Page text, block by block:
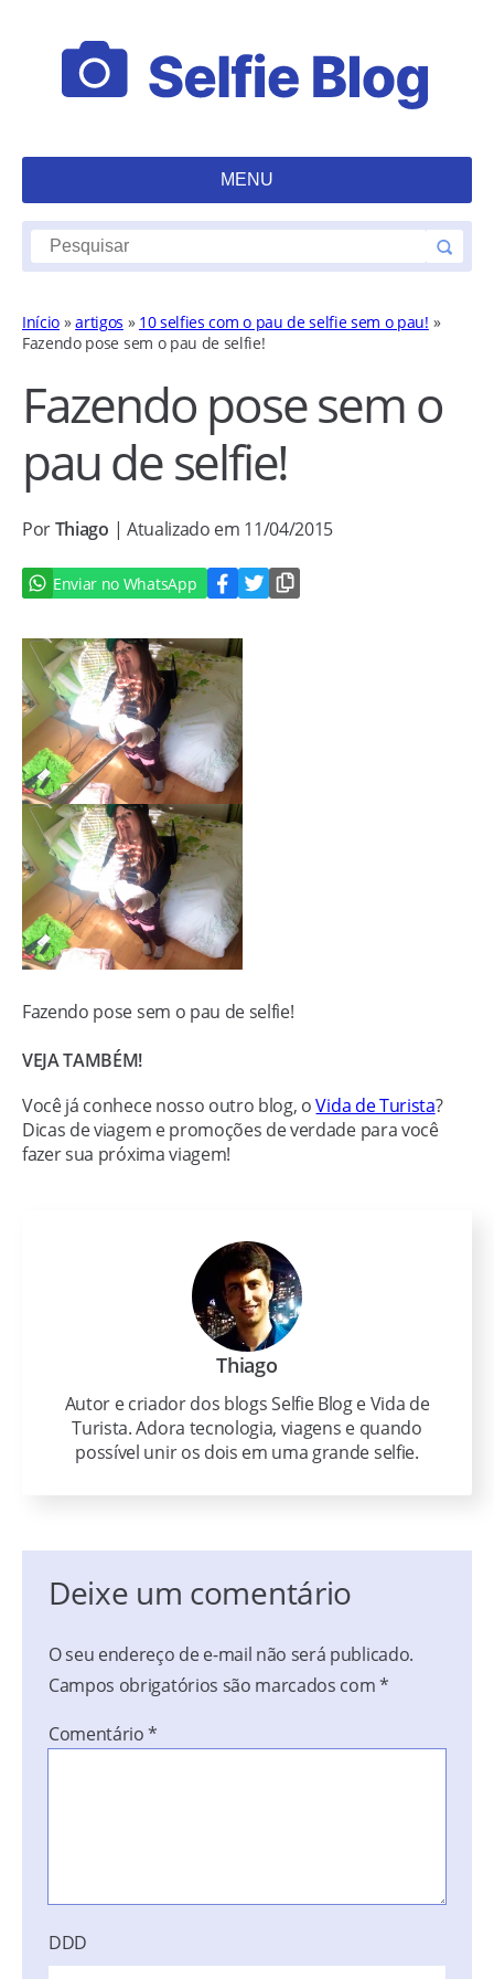
MENU
Início »artigos » 10 selfies com o pau de selfie sem o pau! »
Fazendo pose sem o pau de selfie!
Fazendo pose sem o
pau de selfie!
PorThiago | Atualizado em 11/04/2015
Enviar no WhatsApp
Fazendo pose sem o pau de selfie!
VEJA TAMBÉM!
Você já conhece nosso outro blog, oVida de Turista?
Dicas de viagem e promoções de verdade para você
fazer sua próxima viagem!
Thiago
Autor e criador dos blogs Selfie Blog e Vida de
Turista. Adora tecnologia, viagens e quando
possível unir os dois em uma grande selfie.
Deixe um comentário
O seu endereço de e-mail não será publicado.
Campos obrigatórios são marcados com*
Comentário*
DDD